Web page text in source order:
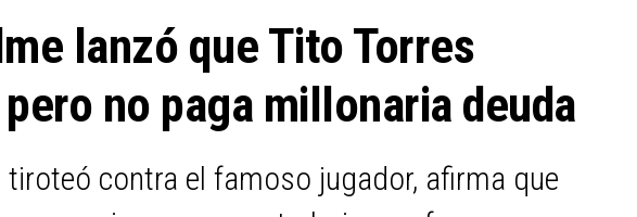
lanzó que Tito Torres
no paga millonaria deuda
contra el famoso jugador, afirma que